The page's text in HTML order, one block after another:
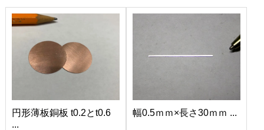
円形薄板銅板 t0.2とt0.6
...
幅0.5ｍｍ×長さ30ｍｍ ...